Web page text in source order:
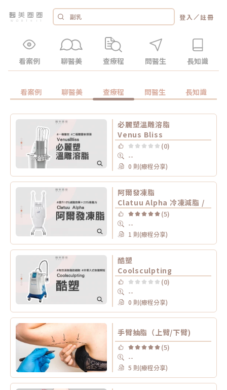
登入 ／註冊
看案例 聊醫美 查療程 問醫生 長知識
看案例 聊醫美 查療程 問醫生 長知識
必麗塑溫雕溶脂
Venus Bliss
(0)
--
0 則(療程分享)
阿爾發凍脂
Clatuu Alpha 冷凍減脂 /
(5)
--
1 則(療程分享)
酷塑
Coolsculpting
(0)
--
0 則(療程分享)
手臂抽脂（上臂/下臂)
(5)
--
5 則(療程分享)